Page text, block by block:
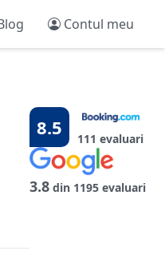
Contul meu
8.5 111 evaluari
3.8 din 1195 evaluari